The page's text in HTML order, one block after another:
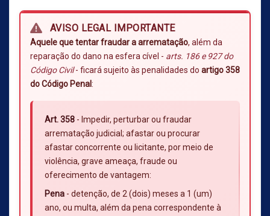
AVISO LEGAL IMPORTANTE
Aquele que tentar fraudar a arrematação, além da
reparação do dano na esfera cível - arts. 186 e 927 do
Código Civil- ficará sujeito às penalidades do artigo 358
do Código Penal:
Art. 358 - Impedir, perturbar ou fraudar
arrematação judicial; afastar ou procurar
afastar concorrente ou licitante, por meio de
violência, grave ameaça, fraude ou
oferecimento de vantagem:
Pena - detenção, de 2 (dois) meses a 1 (um)
ano, ou multa, além da pena correspondente à